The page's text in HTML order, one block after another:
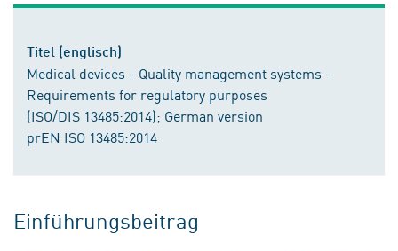
Titel (englisch)
Medical devices - Quality management systems -
Requirements for regulatory purposes
(ISO/DIS 13485:2014); German version
prEN ISO 13485:2014
Einführungsbeitrag